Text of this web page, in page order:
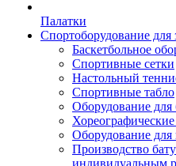
Палатки
Спортоборудование для
Баскетбольное
Спортивные сетки
Настольный
Спортивные табло
Оборудование для
Оборудование для
Производство
индивидуальным